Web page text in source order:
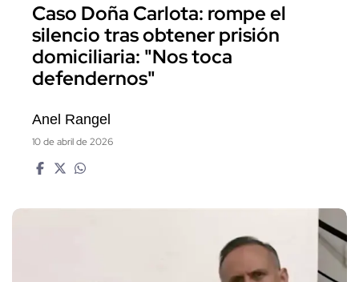
Caso Doña Carlota: rompe el
silencio tras obtener prisión
domiciliaria: "Nos toca
defendernos"
Anel Rangel
10 de abril de 2026